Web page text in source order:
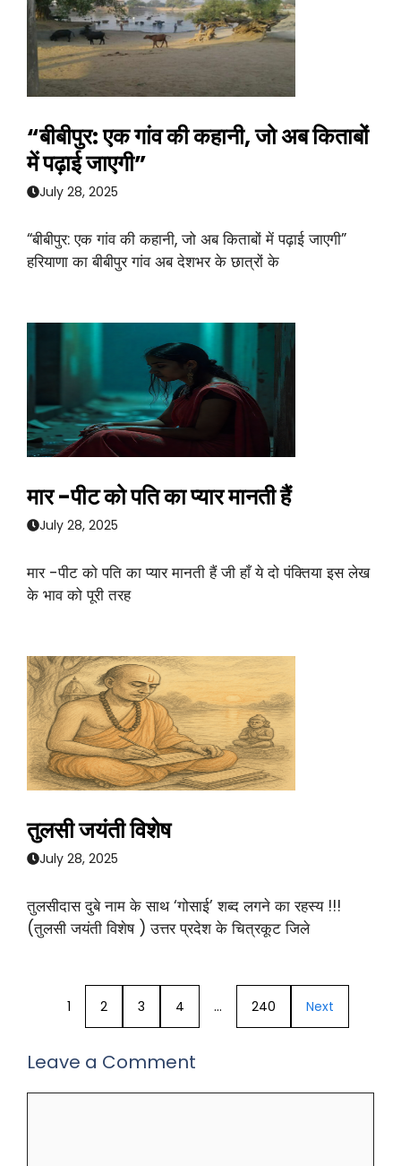
“बीबीपुर: एक गांव की कहानी, जो अब किताबों
में पढ़ाई जाएगी”
July 28, 2025
“बीबीपुर: एक गांव की कहानी, जो अब किताबों में पढ़ाई जाएगी”
हरियाणा का बीबीपुर गांव अब देशभर के छात्रों के
मार -पीट को पति का प्यार मानती हैं
July 28, 2025
मार -पीट को पति का प्यार मानती हैं जी हाँ ये दो पंक्तिया इस लेख
के भाव को पूरी तरह
तुलसी जयंती विशेष
July 28, 2025
तुलसीदास दुबे नाम के साथ ‘गोसाई’ शब्द लगने का रहस्य !!!
(तुलसी जयंती विशेष ) उत्तर प्रदेश के चित्रकूट जिले
1 2 3 4 … 240 Next
Leave a Comment